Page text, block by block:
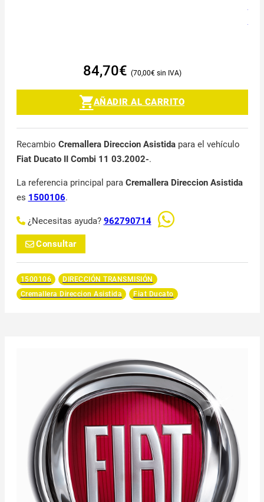
84,70€ 70,00€
AÑADIR AL CARRITO
Recambio Cremallera Direccion Asistidapara el vehículo
Fiat Ducato II Combi 11 03.2002-.
La referencia principal para Cremallera Direccion Asistida
es 1500106.
¿Necesitas ayuda? 962790714
Consultar
1500106
DIRECCIÓN TRANSMISIÓN
Cremallera Direccion Asistida
Fiat Ducato